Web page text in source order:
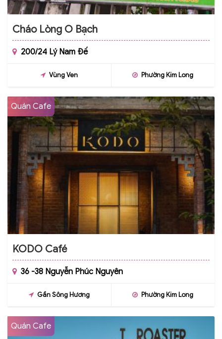
Cháo Lòng O Bạch
200/24 Lý Nam Đế
Vùng Ven Phường Kim Long
Quán Cafe
KODO Café
36 -38 Nguyễn Phúc Nguyên
Gần Sông Hương Phường Kim Long
Quán Cafe